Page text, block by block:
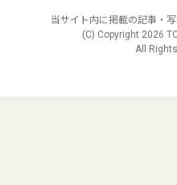
当サイト内に掲載の記事・
(C) Copyright 2026
All